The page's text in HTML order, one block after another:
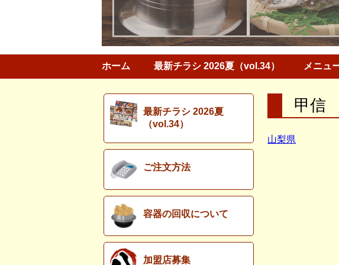
ホーム 最新チラシ 2026夏（vol.34） メニュ
甲信
山梨県
最新チラシ 2026夏
（vol.34）
ご注文方法
容器の回収について
加盟店募集